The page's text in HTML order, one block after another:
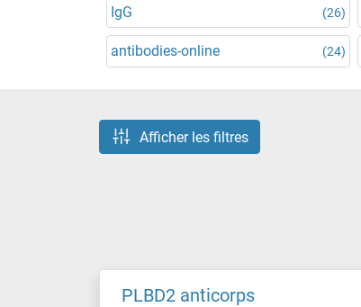
IgG (26)
antibodies-online (24)
Afficher les filtres
PLBD2 anticorps